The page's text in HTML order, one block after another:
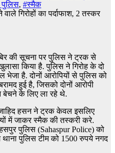
, #स्मैक
की सूचना पर पुलिस ने ट्रक से
किया है. पुलिस ने गिरोह के दो
भेजा है. दोनों आरोपियों से पुलिस को
हुई है, जिसको दोनों आरोपी
बेचने के लिए ला रहे थे.
हसन ने ट्रक केवल इसलिए
में जाकर स्मैक की तस्करी करे.
पुलिस (Sahaspur Police) को
थाना पुलिस टीम को 1500 रुपये नगद